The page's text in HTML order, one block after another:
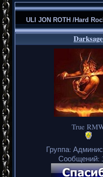
ULI JON ROTH /Hard
Darksage
True
Группа:
Сообщений: